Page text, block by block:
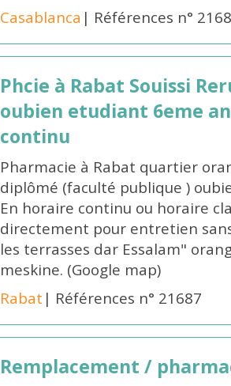
Casablanca | Références n°
Phcie à Rabat Souissi
oubien etudiant 6eme
continu
Pharmacie à Rabat quartier
diplômé (faculté publique )
En horaire continu ou horaire
directement pour entretien
les terrasses dar Essalam"
meskine. (Google map)
Rabat | Références n° 21687
Remplacement /